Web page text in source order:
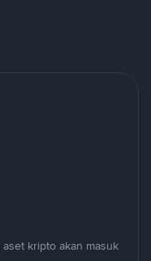
kripto akan masuk